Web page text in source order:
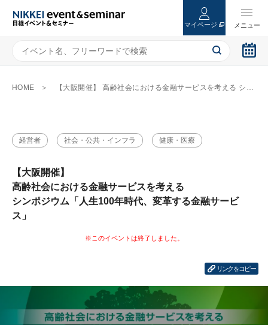
マイページ
HOME 【大阪開催】 高齢社会における金融サービスを考える シンポジウム「人生100年時代、変革する金融サービス」
経営者 社会・公共・インフラ 健康・医療
【大阪開催】
高齢社会における金融サービスを考える
シンポジウム「人生100年時代、変革する金融サービ
ス」
リンクをコピー